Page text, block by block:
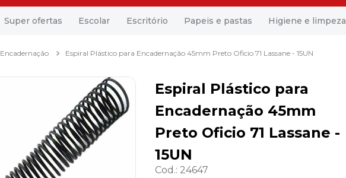
Super ofertas Escolar Escritório Papeis e pastas Higiene e limpeza
Encadernação Espiral Plástico para Encadernação 45mm Preto Oficio 71 Lassane - 15UN
Espiral Plástico para
Encadernação 45mm
Preto Oficio 71 Lassane -
15UN
Cod.: 24647